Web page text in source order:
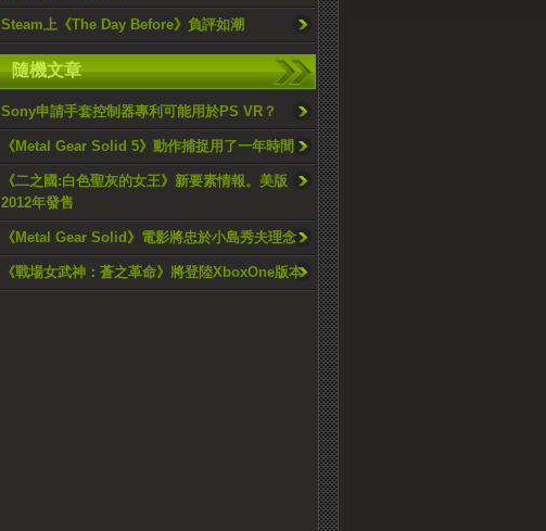
Steam上《The Day Before》負評如潮
隨機文章
Sony申請手套控制器專利可能用於PS VR？
《Metal Gear Solid 5》動作捕捉用了一年時間
《二之國:白色聖灰的女王》新要素情報。美版
2012年發售
《Metal Gear Solid》電影將忠於小島秀夫理念
《戰場女武神：蒼之革命》將登陸XboxOne版本